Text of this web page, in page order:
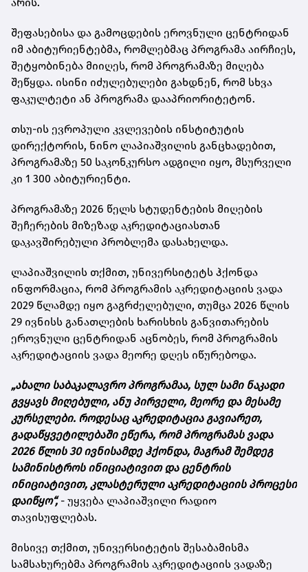
არის.
შეფასებისა და გამოცდების ეროვნული ცენტრიდან
იმ აბიტურიენტებმა, რომლებმაც პროგრამა აირჩიეს,
შეტყობინება მიიღეს, რომ პროგრამაზე მიღება
შეწყდა. ისინი იძულებულები გახდნენ, რომ სხვა
ფაკულტეტი ან პროგრამა დააპრიორიტეტონ.
თსუ-ის ევროპული კვლევების ინსტიტუტის
დირექტორის, ნინო ლაპიაშვილის განცხადებით,
პროგრამაზე 50 საკონკურსო ადგილი იყო, მსურველი
კი 1 300 აბიტურიენტი.
პროგრამაზე 2026 წელს სტუდენტების მიღების
შეჩერების მიზეზად აკრედიტაციასთან
დაკავშირებული პრობლემა დასახელდა.
ლაპიაშვილის თქმით, უნივერსიტეტს ჰქონდა
ინფორმაცია, რომ პროგრამის აკრედიტაციის ვადა
2029 წლამდე იყო გაგრძელებული, თუმცა 2026 წლის
29 ივნისს განათლების ხარისხის განვითარების
ეროვნული ცენტრიდან აცნობეს, რომ პროგრამის
აკრედიტაციის ვადა მეორე დღეს იწურებოდა.
„ახალი საბაკალავრო პროგრამაა, სულ სამი ნაკადი
გვყავს მიღებული, ანუ პირველი, მეორე და მესამე
კურსელები. როდესაც აკრედიტაცია გავიარეთ,
გადაწყვეტილებაში ეწერა, რომ პროგრამას ვადა
2026 წლის 30 ივნისამდე ჰქონდა, მაგრამ შემდეგ
სამინისტროს ინიციატივით და ცენტრის
ინიციატივით, კლასტერული აკრედიტაციის პროცესი
დაიწყო“, - უყვება ლაპიაშვილი რადიო
თავისუფლებას.
მისივე თქმით, უნივერსიტეტის შესაბამისმა
სამსახურებმა პროგრამის აკრედიტაციის ვადაზე